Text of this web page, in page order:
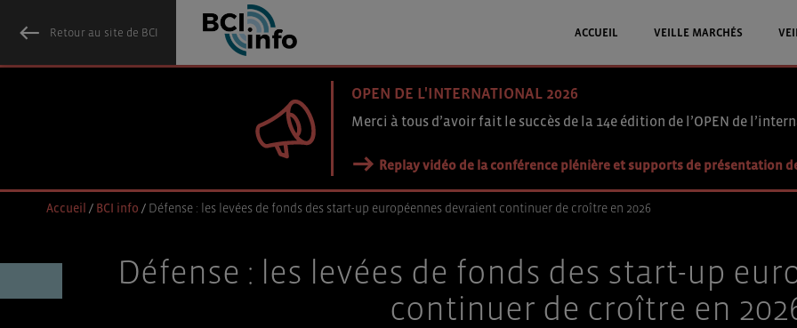
Retour au site de BCI ACCUEIL VEILLE MARCHÉS
OPEN DE L'INTERNATIONAL 2026
Merci à tous d’avoir fait le succès de la 14e édition de l’OPEN de
Replay vidéo de la conférence plénière et supports de présentation
Accueil / BCI info / Défense : les levées de fonds des start-up européennes devraient continuer de croître en 2026
Défense : les levées de fonds des start-up
continuer de croître en